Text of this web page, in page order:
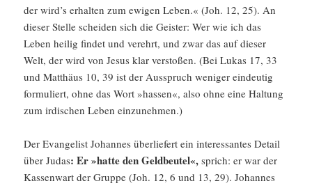
der wird’s erhalten zum ewigen Leben.« (Joh. 12, 25). An
dieser Stelle scheiden sich die Geister: Wer wie ich das
Leben heilig findet und verehrt, und zwar das auf dieser
Welt, der wird von Jesus klar verstoßen. (Bei Lukas 17, 33
und Matthäus 10, 39 ist der Ausspruch weniger eindeutig
formu­liert, ohne das Wort »hassen«, also ohne eine Haltung
zum irdischen Leben einzu­nehmen.)
Der Evange­list Johannes überlie­fert ein inter­es­santes Detail
über Judas: Er »hatte den Geldbeutel«, sprich: er war der
Kassen­wart der Gruppe (Joh. 12, 6 und 13, 29). Johannes